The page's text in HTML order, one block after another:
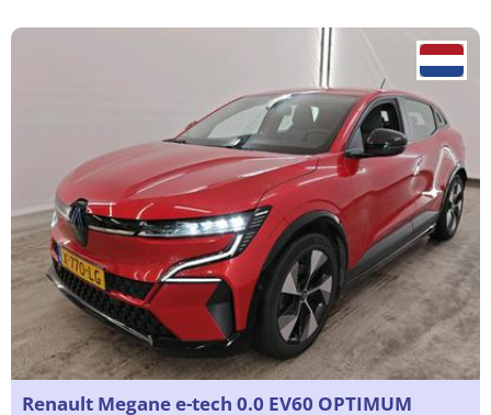
Renault Megane e-tech 0.0 EV60 OPTIMUM